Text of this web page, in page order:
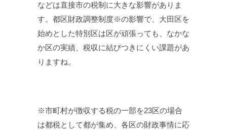
などは直接市の税制に大きな影響がありま
す。都区財政調整制度※の影響で、大田区を
始めとした特別区は区が頑張っても、なかな
か区の実績、税収に結びつきにくい課題があ
りますね。
※市町村が徴収する税の一部を23区の場合
は都税として都が集め、各区の財政事情に応